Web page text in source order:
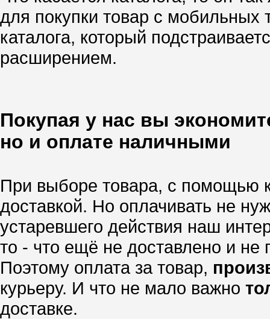
для покупки товар с
каталога, который
расширением.
Покупая у нас вы
но и оплате наличными
При выборе товара, с помощью
доставкой. Но оплачивать не
устаревшего действия наш
то - что ещё не доставлено и не
Поэтому оплата за товар,
курьеру. И что не мало важно
доставке.